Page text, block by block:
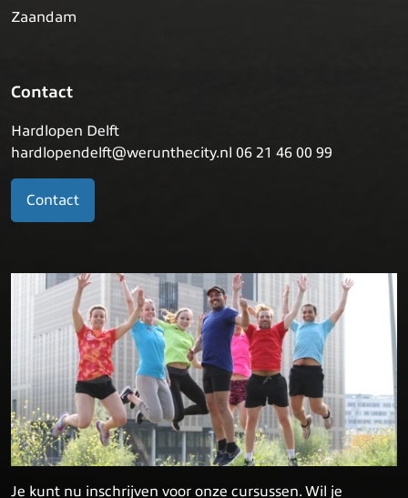
Zaandam
Contact
Hardlopen Delft
hardlopendelft@werunthecity.nl 06 21 46 00 99
Contact
Je kunt nu inschrijven voor onze cursussen. Wil je